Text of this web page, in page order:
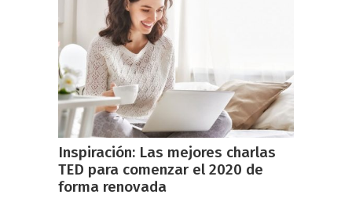
Inspiración: Las mejores charlas
TED para comenzar el 2020 de
forma renovada